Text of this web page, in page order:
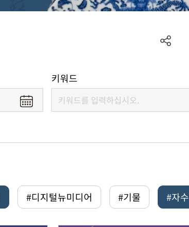
키워드
#디지털뉴미디어 #기물 #자수